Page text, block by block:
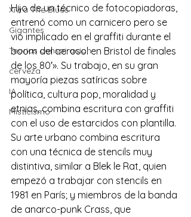
Xivra The Blues
Gigantes
Teorias conspiracion
cerveza
IA
Misticismo
Hijo de un técnico de fotocopiadoras,
entrenó como un carnicero pero se
vio implicado en el graffiti durante el
boom del aerosol en Bristol de finales
de los 80′». Su trabajo, en su gran
mayoría piezas satíricas sobre
política, cultura pop, moralidad y
etnias, combina escritura con graffiti
con el uso de estarcidos con plantilla.
Su arte urbano combina escritura
con una técnica de stencils muy
distintiva, similar a Blek le Rat, quien
empezó a trabajar con stencils en
1981 en París; y miembros de la banda
de anarco-punk Crass, que